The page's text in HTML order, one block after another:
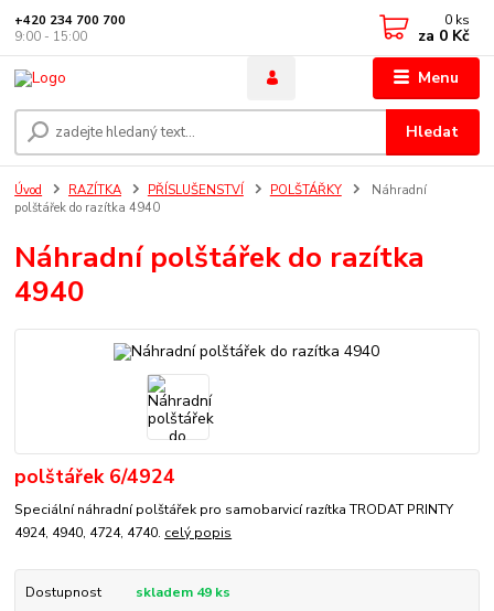
Menu
Hledat
+420 234 700 700
9:00 - 15:00
0 ks
za 0 Kč
Úvod RAZÍTKA PŘÍSLUŠENSTVÍ POLŠTÁŘKY
Náhradní
polštářek do razítka 4940
Náhradní polštářek do razítka
4940
polštářek 6/4924
Speciální náhradní polštářek pro samobarvicí razítka TRODAT PRINTY
4924, 4940, 4724, 4740. celý popis
Dostupnost
skladem 49 ks